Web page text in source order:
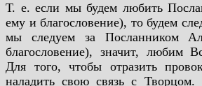
Т. е. если мы будем любить
ему и благословение), то будем
мы следуем за Посланником
благословение), значит, любим
Для того, чтобы отразить
наладить свою связь с